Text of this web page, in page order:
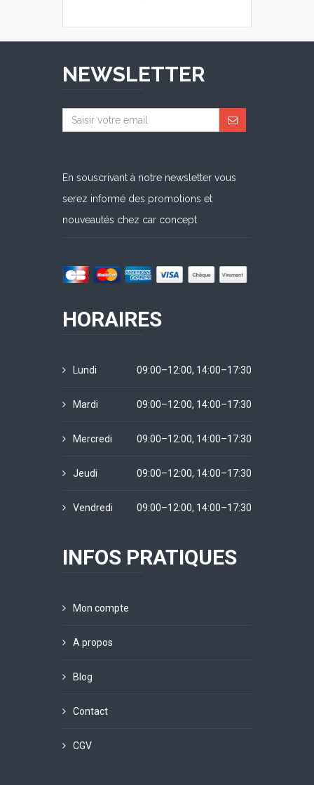
NEWSLETTER
En souscrivant à notre newsletter vous
serez informé des promotions et
nouveautés chez car concept
HORAIRES
Lundi 09:00–12:00, 14:00–17:30
Mardi 09:00–12:00, 14:00–17:30
Mercredi 09:00–12:00, 14:00–17:30
Jeudi 09:00–12:00, 14:00–17:30
Vendredi 09:00–12:00, 14:00–17:30
INFOS PRATIQUES
Mon compte
A propos
Blog
Contact
CGV